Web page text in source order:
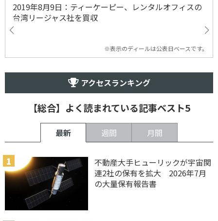
2019年8月9日：ティーケーピー、レンタルオフィスの
台湾リージャス社を買収
※表示のディールは公表日ベースです。
アクセスランキング
【総合】よく読まれている記事ベスト5
最新 週間 月間
不動産大手ヒューリックが宇宙関
連2社の保有を拡大 2026年7月
の大量保有報告書